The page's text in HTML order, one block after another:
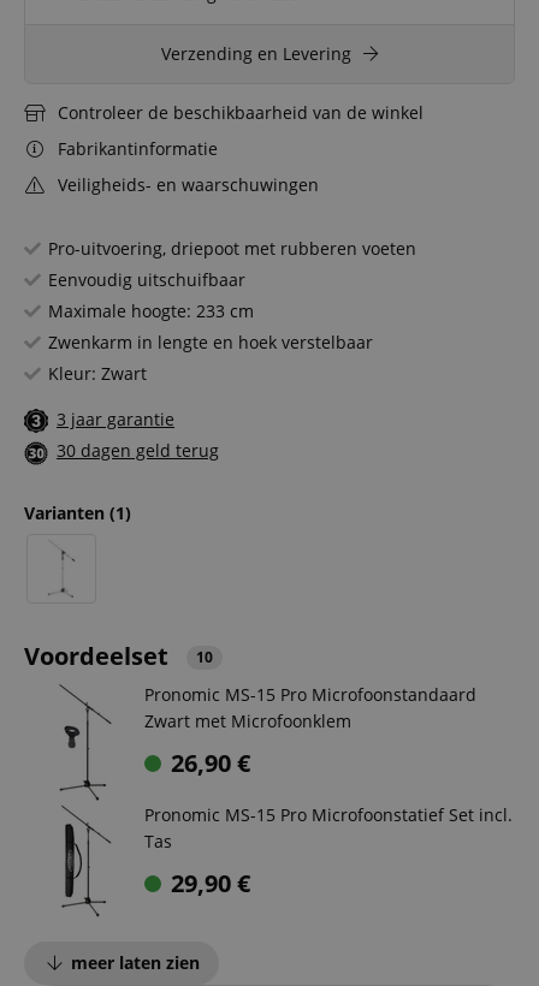
Pro-uitvoering, driepoot met rubberen voeten
Eenvoudig uitschuifbaar
Maximale hoogte: 233 cm
Zwenkarm in lengte en hoek verstelbaar
Kleur: Zwart
3 jaar garantie
30 dagen geld terug
Varianten (1)
Verzending en Levering
Controleer de beschikbaarheid van de winkel
Fabrikantinformatie
Veiligheids- en waarschuwingen
Voordeelset 10
Pronomic MS-15 Pro Microfoonstandaard
Zwart met Microfoonklem
26,90€
Pronomic MS-15 Pro Microfoonstatief Set incl.
Tas
29,90€
meer laten zien